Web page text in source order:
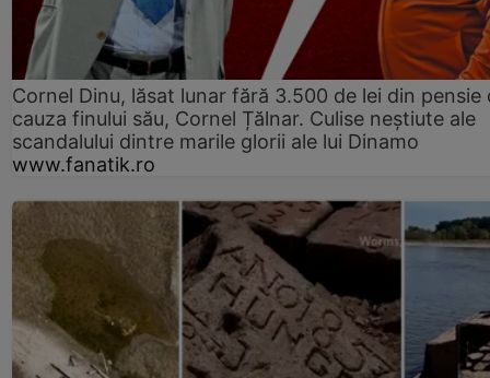
Cornel Dinu, lăsat lunar fără 3.500 de lei din pensie
cauza finului său, Cornel Țălnar. Culise neștiute ale
scandalului dintre marile glorii ale lui Dinamo
www.fanatik.ro